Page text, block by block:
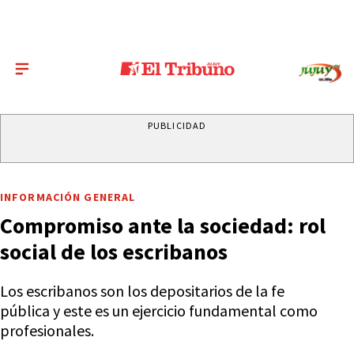
PUBLICIDAD
INFORMACIÓN GENERAL
Compromiso ante la sociedad: rol
social de los escribanos
Los escribanos son los depositarios de la fe
pública y este es un ejercicio fundamental como
profesionales.